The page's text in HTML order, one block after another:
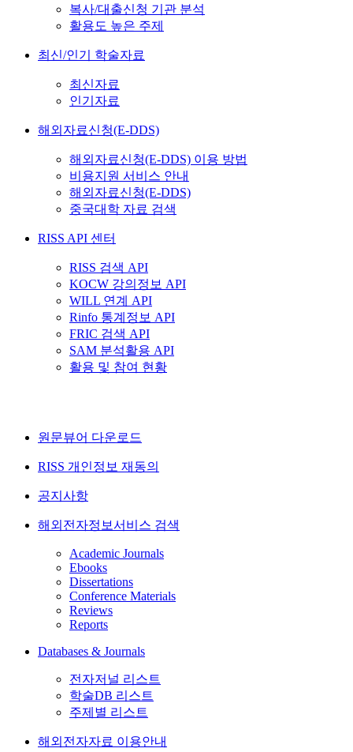
복사/대출신청 기관 분석
활용도 높은 주제
최신/인기 학술자료
최신자료
인기자료
해외자료신청(E-DDS)
해외자료신청(E-DDS) 이용 방법
비용지원 서비스 안내
해외자료신청(E-DDS)
중국대학 자료 검색
RISS API 센터
RISS 검색 API
KOCW 강의정보 API
WILL 연계 API
Rinfo 통계정보 API
FRIC 검색 API
SAM 분석활용 API
활용 및 참여 현황
원문뷰어 다운로드
RISS 개인정보 재동의
공지사항
해외전자정보서비스 검색
Academic Journals
Ebooks
Dissertations
Conference Materials
Reviews
Reports
Databases & Journals
전자저널 리스트
학술DB 리스트
주제별 리스트
해외전자자료 이용안내